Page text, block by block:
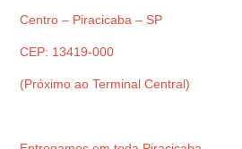
Centro – Piracicaba – SP
CEP: 13419-000
(Próximo ao Terminal Central)